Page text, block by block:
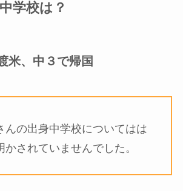
学校は？
米、中３で帰国
んの出身中学校についてはは
かされていませんでした。